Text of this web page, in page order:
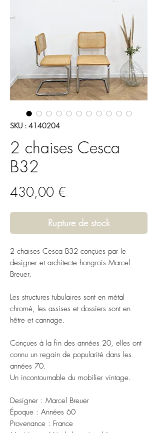
SKU : 4140204
2 chaises Cesca
B32
430,00 €
Rupture de stock
2 chaises Cesca B32 conçues par le
designer et architecte hongrois Marcel
Breuer.
Les structures tubulaires sont en métal
chromé, les assises et dossiers sont en
hêtre et cannage.
Conçues à la fin des années 20, elles ont
connu un regain de popularité dans les
années 70.
Un incontournable du mobilier vintage.
Designer : Marcel Breuer
Époque : Années 60
Provenance : France